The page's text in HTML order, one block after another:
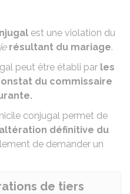
est une violation du
résultant du mariage.
peut être établi par les
du commissaire
conjugal permet de
définitive du
de demander un
de tiers